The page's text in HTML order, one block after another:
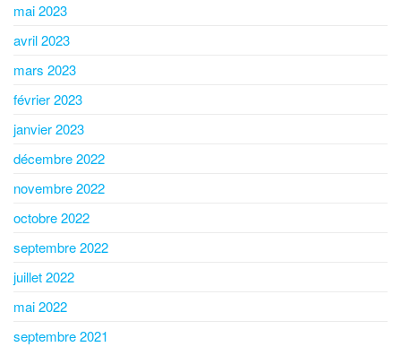
mai 2023
avril 2023
mars 2023
février 2023
janvier 2023
décembre 2022
novembre 2022
octobre 2022
septembre 2022
juillet 2022
mai 2022
septembre 2021